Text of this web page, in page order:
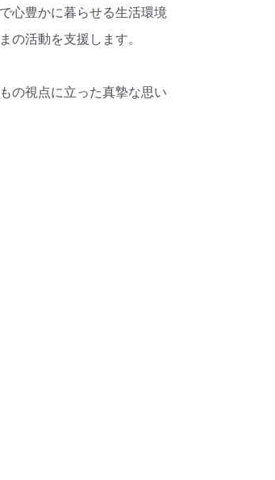
心豊かに暮らせる生活環境
の活動を支援します。
の視点に立った真摯な思い